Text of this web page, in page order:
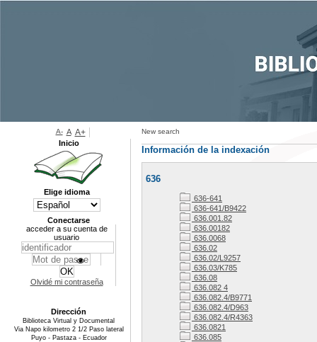
New search
Información de la indexación
636
636-641
636-641/B9422
636.001.82
636.00182
636.0068
636.02
636.02/L9257
636.03/K785
636.08
636.082 4
636.082.4/B9771
636.082.4/D963
636.082.4/R4363
636.0821
636.085
A- A A+
Inicio
Elige idioma
Conectarse
acceder a su cuenta de
usuario
Olvidé mi contraseña
Dirección
Biblioteca Virtual y Documental
Via Napo kilometro 2 1/2 Paso lateral
Puyo - Pastaza - Ecuador